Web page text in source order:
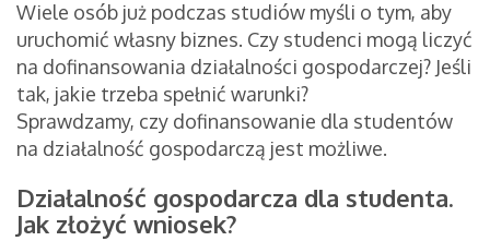
Wiele osób już podczas studiów myśli o tym, aby
uruchomić własny biznes. Czy studenci mogą liczyć
na dofinansowania działalności gospodarczej? Jeśli
tak, jakie trzeba spełnić warunki?
Sprawdzamy, czy dofinansowanie dla studentów
na działalność gospodarczą jest możliwe.
Działalność gospodarcza dla studenta.
Jak złożyć wniosek?